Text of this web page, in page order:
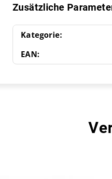
Zusätzliche
Kategorie:
EAN: